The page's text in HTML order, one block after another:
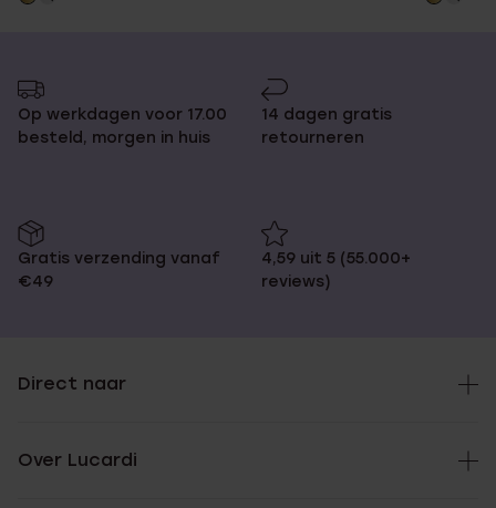
Op werkdagen voor 17.00
besteld, morgen in huis
14 dagen gratis
retourneren
Gratis verzending vanaf
€49
4,59 uit 5 (55.000+
reviews)
Direct naar
Over Lucardi